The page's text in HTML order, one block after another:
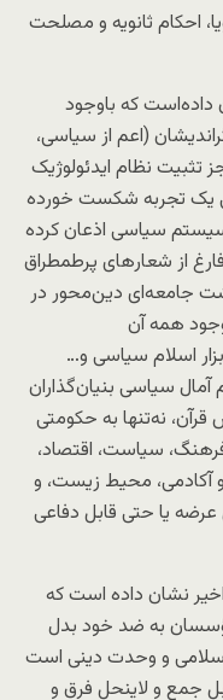
احکام ثانویه و مصلحت
داده‌است که باوجود
(اعم از سیاسی،
تثبیت نظام ایدئولوژیک
یک تجربه شکست خورده
سیاسی اذعان کرده
از شعارهای پرطمطراق
جامعه‌ای دین‌محور در
همه آن
اسلام سیاسی و…
سیاسی بنیان‌گذاران
نه‌تنها به حکومتی
سیاست، اقتصاد،
آکادمی، محیط زیست، و
عرضه یا حتی قابل دفاعی
نشان داده است که
به ضد خود بدل
و وحدت دینی است
جمع و لاینحل فرق و